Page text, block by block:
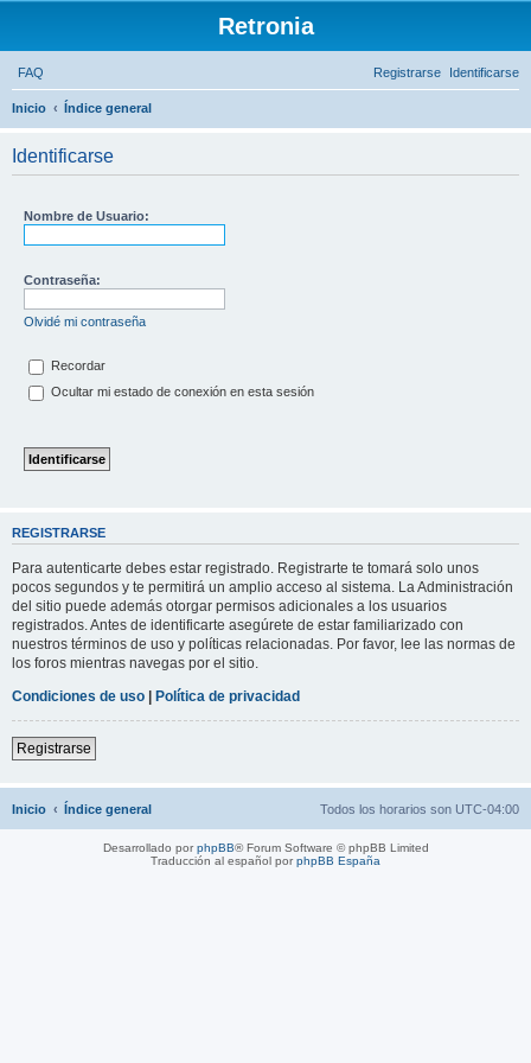
Retronia
FAQ Identificarse
Registrarse
Inicio
Índice general
B
Identificarse
Nombre de Usuario:
Contraseña:
Olvidé mi contraseña
Recordar
Ocultar mi estado de conexión en esta sesión
REGISTRARSE
Para autenticarte debes estar registrado. Registrarte te tomará solo unos
pocos segundos y te permitirá un amplio acceso al sistema. La Administración
del sitio puede además otorgar permisos adicionales a los usuarios
registrados. Antes de identificarte asegúrete de estar familiarizado con
nuestros términos de uso y políticas relacionadas. Por favor, lee las normas de
los foros mientras navegas por el sitio.
Condiciones de uso
Política de privacidad
Registrarse
Inicio Índice general Todos los horarios son UTC-04:00
Desarrollado porphpBB® Forum Software © phpBB Limited
Traducción al español porphpBB España